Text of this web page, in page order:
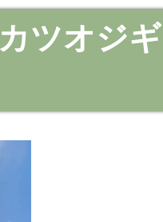
ツオジギ